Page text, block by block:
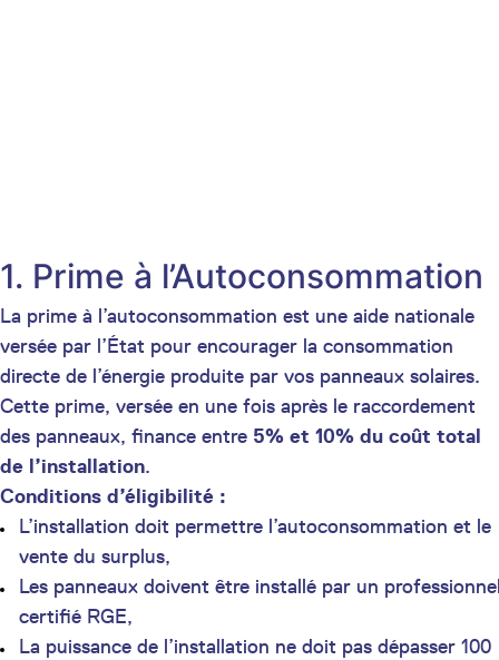
1. Prime à l’Autoconsommation
La prime à l’autoconsommation est une aide nationale
versée par l’État pour encourager la consommation
directe de l’énergie produite par vos panneaux solaires.
Cette prime, versée en une fois après le raccordement
des panneaux, finance entre 5% et 10% du coût total
de l’installation.
Conditions d’éligibilité :
L’installation doit permettre l’autoconsommation et le
vente du surplus,
Les panneaux doivent être installé par un
certifié RGE,
La puissance de l’installation ne doit pas dépasser 100